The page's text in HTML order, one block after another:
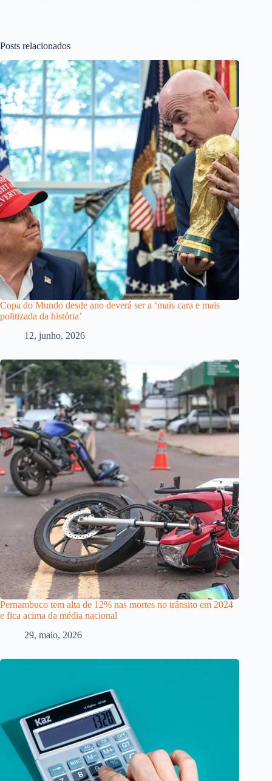
Posts relacionados
Copa do Mundo desde ano deverá ser a ‘mais cara e mais
politizada da história’
12, junho, 2026
Pernambuco tem alta de 12% nas mortes no trânsito em 2024
e fica acima da média nacional
29, maio, 2026